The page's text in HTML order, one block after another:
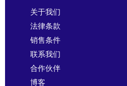
关于我们
法律条款
销售条件
联系我们
合作伙伴
博客